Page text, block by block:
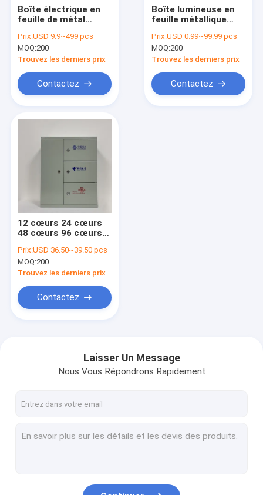
Boîte électrique en
feuille de métal
revêtement
anticorrosion
Prix:USD 9.9~499 pcs
MOQ:200
Trouvez les derniers prix
Contactez
Boîte lumineuse en
feuille métallique
éclaboussures
variées selon la taille
Prix:USD 0.99~99.99 pcs
MOQ:200
Trouvez les derniers prix
Contactez
12 cœurs 24 cœurs
48 cœurs 96 cœurs
seule boîte de
câblage Transfert de
câble de couloir
Prix:USD 36.50~39.50 pcs
MOQ:200
Trouvez les derniers prix
Contactez
Laisser Un Message
Nous Vous Répondrons Rapidement